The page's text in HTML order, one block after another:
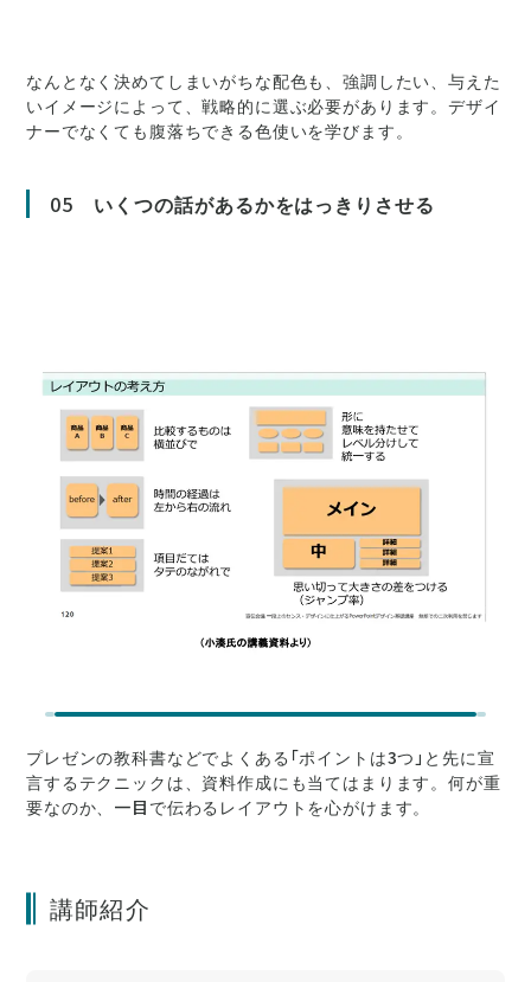
なんとなく決めてしまいがちな配色も、強調したい、与えた
いイメージによって、戦略的に選ぶ必要があります。デザイ
ナーでなくても腹落ちできる色使いを学びます。
05 いくつの話があるかをはっきりさせる
プレゼンの教科書などでよくある「ポイントは3つ」と先に宣
言するテクニックは、資料作成にも当てはまります。何が重
要なのか、一目で伝わるレイアウトを心がけます。
講師紹介